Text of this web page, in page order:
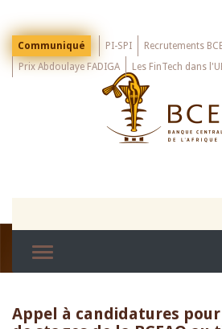
mainMenu
Top
Communiqué PI-SPI Recrutements
Prix Abdoulaye FADIGA
Les FinTech dans
Appel à candidatures